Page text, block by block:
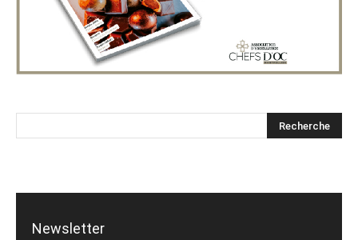
Newsletter